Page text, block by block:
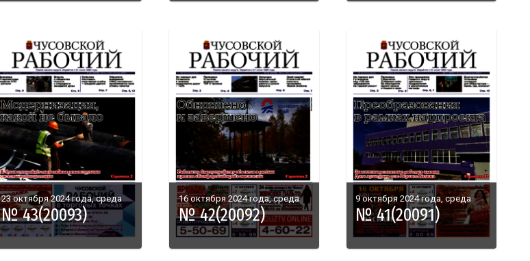
23 октября 2024 года, среда
№ 43(20093)
16 октября 2024 года, среда
№ 42(20092)
9 октября 2024 года, среда
№ 41(20091)